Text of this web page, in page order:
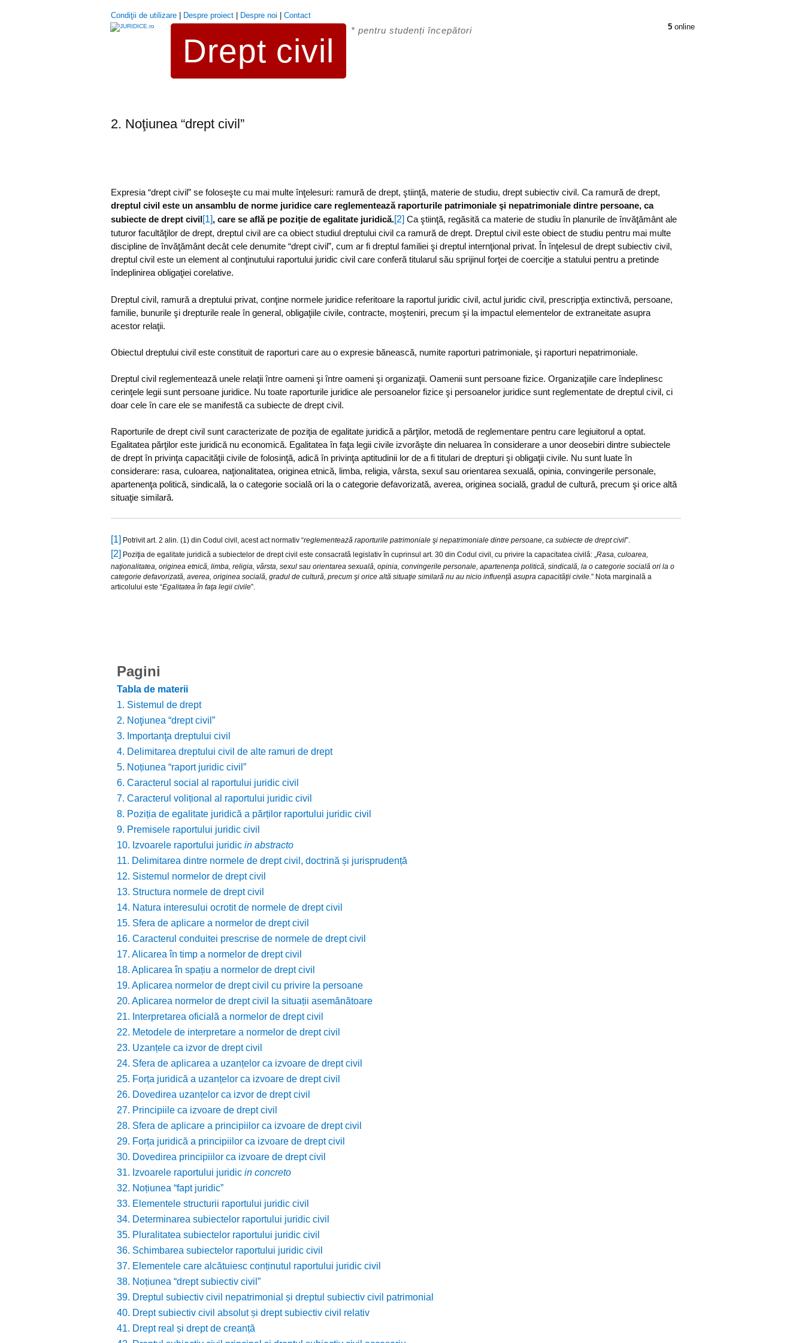
Condiţii de utilizare| Despre proiect| Despre noi Contact
Drept civil
5online
* pentru studenți începători
2. Noţiunea “drept civil”
Expresia “drept civil” se foloseşte cu mai multe înţelesuri: ramură de drept, ştiinţă, materie de studiu, drept subiectiv civil. Ca ramură de drept,
dreptul civil este un ansamblu de norme juridice care reglementează raporturile patrimoniale şi nepatrimoniale dintre persoane, ca
subiecte de drept civil [1], care se află pe poziţie de egalitate juridică.[2] Ca ştiinţă, regăsită ca materie de studiu în planurile de învăţământ ale
tuturor facultăţilor de drept, dreptul civil are ca obiect studiul dreptului civil ca ramură de drept. Dreptul civil este obiect de studiu pentru mai multe
discipline de învăţământ decât cele denumite “drept civil”, cum ar fi dreptul familiei şi dreptul internţional privat. În înţelesul de drept subiectiv civil,
dreptul civil este un element al conţinutului raportului juridic civil care conferă titularul său sprijinul forţei de coerciţie a statului pentru a pretinde
îndeplinirea obligaţiei corelative.
Dreptul civil, ramură a dreptului privat, conţine normele juridice referitoare la raportul juridic civil, actul juridic civil, prescripţia extinctivă, persoane,
familie, bunurile şi drepturile reale în general, obligaţiile civile, contracte, moşteniri, precum şi la impactul elementelor de extraneitate asupra
acestor relaţii.
Obiectul dreptului civil este constituit de raporturi care au o expresie bănească, numite raporturi patrimoniale, şi raporturi nepatrimoniale.
Dreptul civil reglementează unele relaţii între oameni şi între oameni şi organizaţii. Oamenii sunt persoane fizice. Organizaţiile care îndeplinesc
cerinţele legii sunt persoane juridice. Nu toate raporturile juridice ale persoanelor fizice şi persoanelor juridice sunt reglementate de dreptul civil, ci
doar cele în care ele se manifestă ca subiecte de drept civil.
Raporturile de drept civil sunt caracterizate de poziţia de egalitate juridică a părţilor, metodă de reglementare pentru care legiuitorul a optat.
Egalitatea părţilor este juridică nu economică. Egalitatea în faţa legii civile izvorăşte din neluarea în considerare a unor deosebiri dintre subiectele
de drept în privinţa capacităţii civile de folosinţă, adică în privinţa aptitudinii lor de a fi titulari de drepturi şi obligaţii civile. Nu sunt luate în
considerare: rasa, culoarea, naţionalitatea, originea etnică, limba, religia, vârsta, sexul sau orientarea sexuală, opinia, convingerile personale,
apartenenţa politică, sindicală, la o categorie socială ori la o categorie defavorizată, averea, originea socială, gradul de cultură, precum şi orice altă
situaţie similară.
[1] Potrivit art. 2 alin. (1) din Codul civil, acest act normativ “reglementează raporturile patrimoniale şi nepatrimoniale dintre persoane, ca subiecte de drept civil”.
[2] Poziţia de egalitate juridică a subiectelor de drept civil este consacrată legislativ în cuprinsul art. 30 din Codul civil, cu privire la capacitatea civilă: „ Rasa, culoarea,
naţionalitatea, originea etnică, limba, religia, vârsta, sexul sau orientarea sexuală, opinia, convingerile personale, apartenenţa politică, sindicală, la o categorie socială ori la o
categorie defavorizată, averea, originea socială, gradul de cultură, precum şi orice altă situaţie similară nu au nicio influenţă asupra capacităţii civile. ” Nota marginală a
articolului este “Egalitatea în faţa legii civile”.
Pagini
Tabla de materii
1. Sistemul de drept
2. Noţiunea “drept civil”
3. Importanţa dreptului civil
4. Delimitarea dreptului civil de alte ramuri de drept
5. Noțiunea “raport juridic civil”
6. Caracterul social al raportului juridic civil
7. Caracterul volițional al raportului juridic civil
8. Poziția de egalitate juridică a părților raportului juridic civil
9. Premisele raportului juridic civil
10. Izvoarele raportului juridic in abstracto
11. Delimitarea dintre normele de drept civil, doctrină și jurisprudență
12. Sistemul normelor de drept civil
13. Structura normele de drept civil
14. Natura interesului ocrotit de normele de drept civil
15. Sfera de aplicare a normelor de drept civil
16. Caracterul conduitei prescrise de normele de drept civil
17. Alicarea în timp a normelor de drept civil
18. Aplicarea în spațiu a normelor de drept civil
19. Aplicarea normelor de drept civil cu privire la persoane
20. Aplicarea normelor de drept civil la situații asemănătoare
21. Interpretarea oficială a normelor de drept civil
22. Metodele de interpretare a normelor de drept civil
23. Uzanțele ca izvor de drept civil
24. Sfera de aplicarea a uzanțelor ca izvoare de drept civil
25. Forța juridică a uzanțelor ca izvoare de drept civil
26. Dovedirea uzanțelor ca izvor de drept civil
27. Principiile ca izvoare de drept civil
28. Sfera de aplicare a principiilor ca izvoare de drept civil
29. Forța juridică a principiilor ca izvoare de drept civil
30. Dovedirea principiilor ca izvoare de drept civil
31. Izvoarele raportului juridic in concreto
32. Noțiunea “fapt juridic”
33. Elementele structurii raportului juridic civil
34. Determinarea subiectelor raportului juridic civil
35. Pluralitatea subiectelor raportului juridic civil
36. Schimbarea subiectelor raportului juridic civil
37. Elementele care alcătuiesc conținutul raportului juridic civil
38. Noțiunea “drept subiectiv civil”
39. Dreptul subiectiv civil nepatrimonial și dreptul subiectiv civil patrimonial
40. Drept subiectiv civil absolut și drept subiectiv civil relativ
41. Drept real și drept de creanță